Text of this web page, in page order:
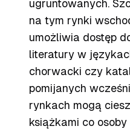
ugruntowanych.
na tym rynki
umożliwia dostęp
literatury w
chorwacki czy
pomijanych
rynkach mogą
książkami co